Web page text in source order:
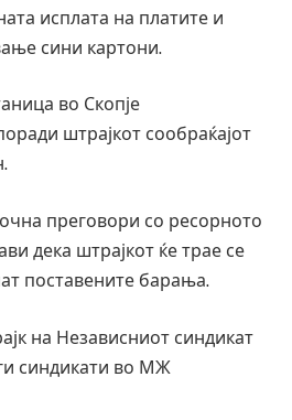
исплата на платите и
сини картони.
во Скопје
штрајкот сообраќајот
преговори со ресорното
дека штрајкот ќе трае се
поставените барања.
на Независниот синдикат
синдикати во МЖ